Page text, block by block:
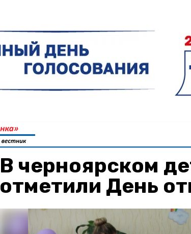
В черноярском
отметили День